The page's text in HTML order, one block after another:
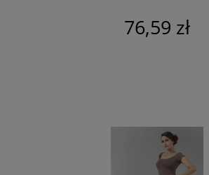
76,59 zł